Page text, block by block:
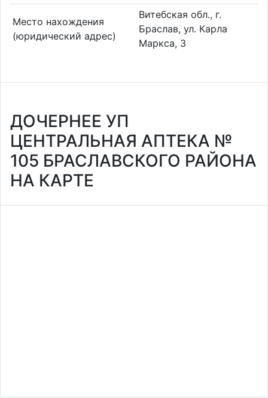
Место нахождения
(юридический адрес)
Витебская обл., г.
Браслав, ул. Карла
Маркса, 3
ДОЧЕРНЕЕ УП
ЦЕНТРАЛЬНАЯ АПТЕКА №
105 БРАСЛАВСКОГО РАЙОНА
НА КАРТЕ